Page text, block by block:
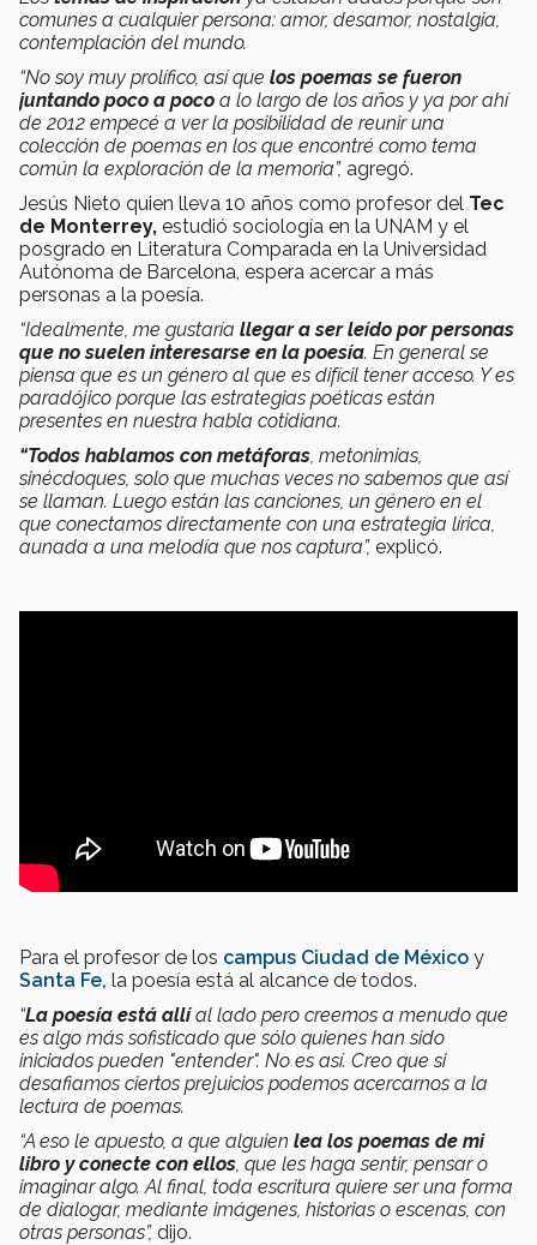
comunes a cualquier persona: amor, desamor, nostalgia,
contemplación del mundo.
“No soy muy prolífico, así que los poemas se fueron
juntando poco a poco a lo largo de los años y ya por ahí
de 2012 empecé a ver la posibilidad de reunir una
colección de poemas en los que encontré como tema
común la exploración de la memoria”, agregó.
Jesús Nieto quien lleva 10 años como profesor del Tec
de Monterrey, estudió sociología en la UNAM y el
posgrado en Literatura Comparada en la Universidad
Autónoma de Barcelona, espera acercar a más
personas a la poesía.
“Idealmente, me gustaría llegar a ser leído por personas
que no suelen interesarse en la poesía. En general se
piensa que es un género al que es difícil tener acceso. Y es
paradójico porque las estrategias poéticas están
presentes en nuestra habla cotidiana.
“Todos hablamos con metáforas , metonimias,
sinécdoques, solo que muchas veces no sabemos que así
se llaman. Luego están las canciones, un género en el
que conectamos directamente con una estrategia lírica,
aunada a una melodía que nos captura”, explicó.
Para el profesor de los campus Ciudad de México y
Santa Fe, la poesía está al alcance de todos.
“La poesía está allíal lado pero creemos a menudo que
es algo más sofisticado que sólo quienes han sido
iniciados pueden "entender". No es así. Creo que si
desafiamos ciertos prejuicios podemos acercarnos a la
lectura de poemas.
“A eso le apuesto, a que alguien lea los poemas de mi
libro y conecte con ellos , que les haga sentir, pensar o
imaginar algo. Al final, toda escritura quiere ser una forma
de dialogar, mediante imágenes, historias o escenas, con
otras personas”, dijo.